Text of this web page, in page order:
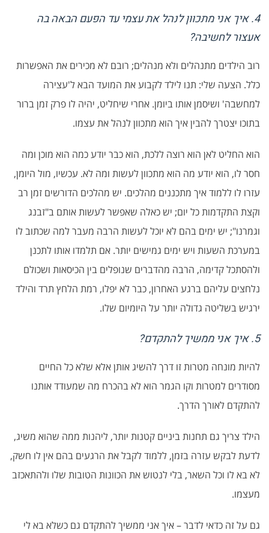
4. איך אני מתכוון לנהל את עצמי עד הפעם הבאה בה
אעצור לחשיבה?
רוב הילדים מתנהלים ולא מנהלים; רובם לא מכירים את האפשרות
כלל. הצעה שלי: תנו לילד לקבוע את המועד הבא ל'עצירה
למחשבה' ושיסמן אותו ביומן. אחרי שיחליט, יהיה לו פרק זמן ברור
בתוכו יצטרך להבין איך הוא מתכוון לנהל את עצמו.
הוא החליט לאן הוא רוצה ללכת, הוא כבר יודע כמה הוא מוכן ומה
חסר לו, הוא יודע מה הוא מתכוון לעשות ומה לא. עכשיו, מול היומן,
עזרו לו ללמוד איך מתכננים מהלכים. יש מהלכים הדורשים זמן רב
וקצת התקדמות כל יום; יש כאלה שאפשר לעשות אותם ב"זבנג
וגמרנו"; יש ימים בהם לא יוכל לעשות הרבה מעבר למה שכתוב לו
במערכת השעות ויש ימים גמישים יותר. אם תלמדו אותו לתכנן
ולהסתכל קדימה, הרבה מהדברים שנופלים בין הכיסאות ושכולם
נלחצים עליהם ברגע האחרון, כבר לא יפלו, רמת הלחץ תרד והילד
ירגיש בשליטה גדולה יותר על היומיום שלו.
5. איך אני ממשיך להתקדם?
להיות מונחה מטרות זו דרך להשיג אותן אלא שלא כל החיים
מסודרים למטרות וקו הגמר הוא לא בהכרח מה שמעודד אותנו
להתקדם לאורך הדרך.
הילד צריך גם תחנות ביניים קטנות יותר, ליהנות ממה שהוא משיג,
לדעת לבקש עזרה בזמן, ללמוד לקבל את הרגעים בהם אין לו חשק,
לא בא לו וכל השאר, בלי לנטוש את הכוונות הטובות שלו ולהתאכזב
מעצמו.
גם על זה כדאי לדבר – איך אני ממשיך להתקדם גם כשלא בא לי